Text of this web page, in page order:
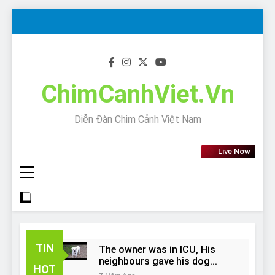
ChimCanhViet.Vn
Diễn Đàn Chim Cảnh Việt Nam
Live Now
TIN
HOT
The owner was in ICU, His
neighbours gave his dog